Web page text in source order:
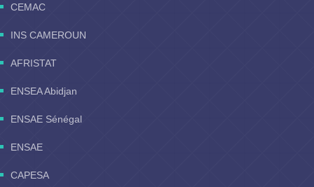
CEMAC
INS CAMEROUN
AFRISTAT
ENSEA Abidjan
ENSAE Sénégal
ENSAE
CAPESA